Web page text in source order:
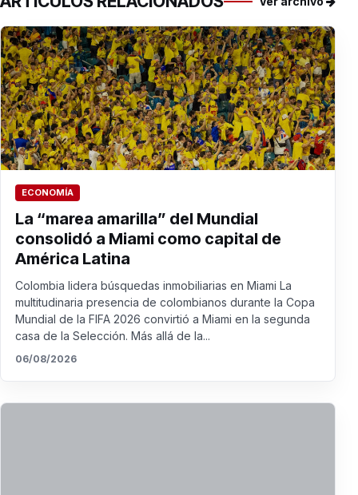
ECONOMÍA
La “marea amarilla” del Mundial
consolidó a Miami como capital de
América Latina
Colombia lidera búsquedas inmobiliarias en Miami La
multitudinaria presencia de colombianos durante la Copa
Mundial de la FIFA 2026 convirtió a Miami en la segunda
casa de la Selección. Más allá de la...
06/08/2026